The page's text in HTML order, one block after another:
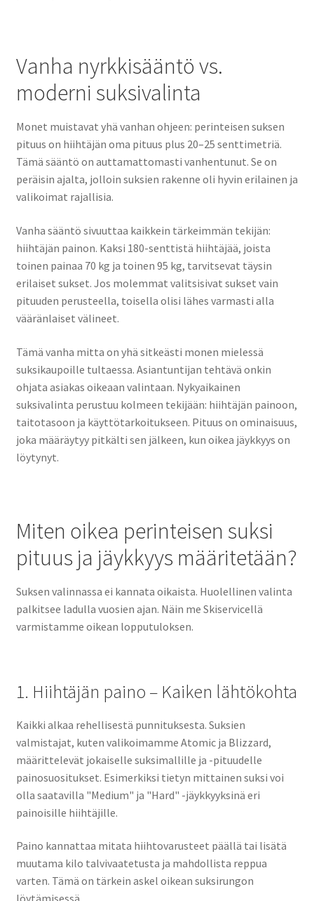
Vanha nyrkkisääntö vs.
moderni suksivalinta
Monet muistavat yhä vanhan ohjeen: perinteisen suksen
pituus on hiihtäjän oma pituus plus 20–25 senttimetriä.
Tämä sääntö on auttamattomasti vanhentunut. Se on
peräisin ajalta, jolloin suksien rakenne oli hyvin erilainen ja
valikoimat rajallisia.
Vanha sääntö sivuuttaa kaikkein tärkeimmän tekijän:
hiihtäjän painon. Kaksi 180-senttistä hiihtäjää, joista
toinen painaa 70 kg ja toinen 95 kg, tarvitsevat täysin
erilaiset sukset. Jos molemmat valitsisivat sukset vain
pituuden perusteella, toisella olisi lähes varmasti alla
vääränlaiset välineet.
Tämä vanha mitta on yhä sitkeästi monen mielessä
suksikaupoille tultaessa. Asiantuntijan tehtävä onkin
ohjata asiakas oikeaan valintaan. Nykyaikainen
suksivalinta perustuu kolmeen tekijään: hiihtäjän painoon,
taitotasoon ja käyttötarkoitukseen. Pituus on ominaisuus,
joka määräytyy pitkälti sen jälkeen, kun oikea jäykkyys on
löytynyt.
Miten oikea perinteisen suksi
pituus ja jäykkyys määritetään?
Suksen valinnassa ei kannata oikaista. Huolellinen valinta
palkitsee ladulla vuosien ajan. Näin me Skiservicellä
varmistamme oikean lopputuloksen.
1. Hiihtäjän paino – Kaiken lähtökohta
Kaikki alkaa rehellisestä punnituksesta. Suksien
valmistajat, kuten valikoimamme Atomic ja Blizzard,
määrittelevät jokaiselle suksimallille ja -pituudelle
painosuositukset. Esimerkiksi tietyn mittainen suksi voi
olla saatavilla "Medium" ja "Hard" -jäykkyyksinä eri
painoisille hiihtäjille.
Paino kannattaa mitata hiihtovarusteet päällä tai lisätä
muutama kilo talvivaatetusta ja mahdollista reppua
varten. Tämä on tärkein askel oikean suksirungon